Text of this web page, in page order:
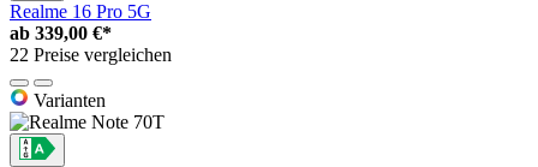
Realme 16 Pro 5G
ab 339,00 €*
22 Preise vergleichen
Varianten